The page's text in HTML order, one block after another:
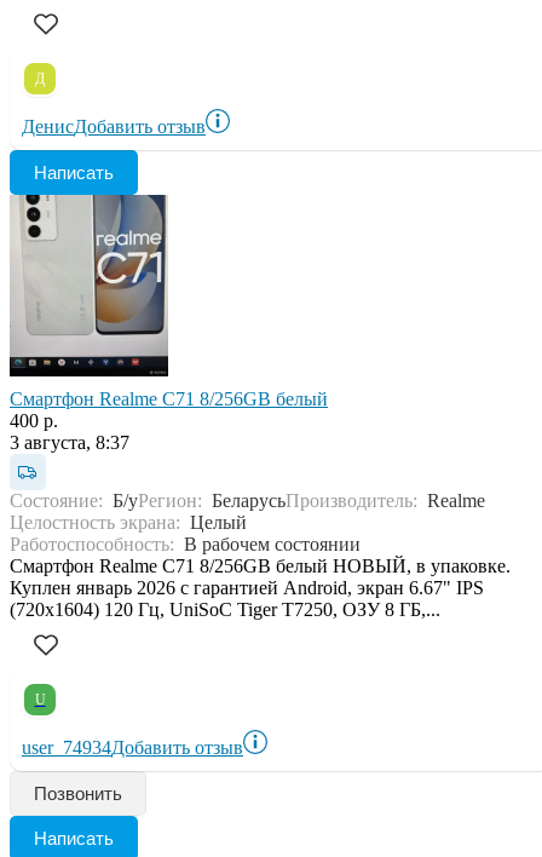
Д
ДенисДобавить отзыв
Написать
Смартфон Realme C71 8/256GB белый
400 р.
3 августа, 8:37
Состояние: Б/уРегион: БеларусьПроизводитель: Realme
Целостность экрана: Целый
Работоспособность: В рабочем состоянии
Смартфон Realme C71 8/256GB белый НОВЫЙ, в упаковке.
Куплен январь 2026 с гарантией Android, экран 6.67" IPS
(720x1604) 120 Гц, UniSoC Tiger T7250, ОЗУ 8 ГБ,...
U
user_74934Добавить отзыв
Позвонить
Написать